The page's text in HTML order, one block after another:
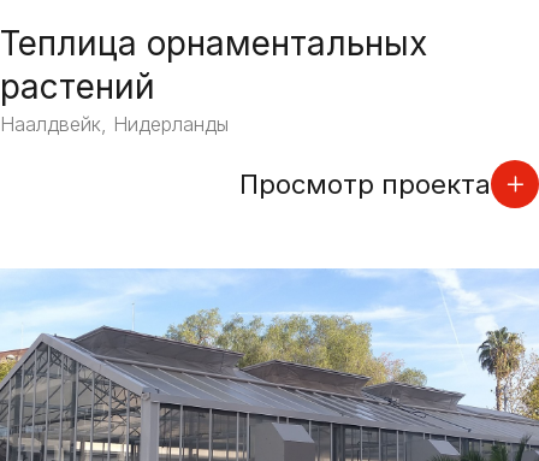
Теплица орнаментальных
растений
Наалдвейк, Нидерланды
Просмотр проекта